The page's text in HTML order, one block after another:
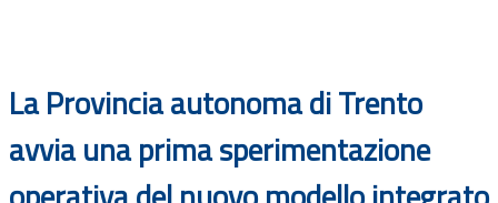
La Provincia autonoma di Trento
avvia una prima sperimentazione